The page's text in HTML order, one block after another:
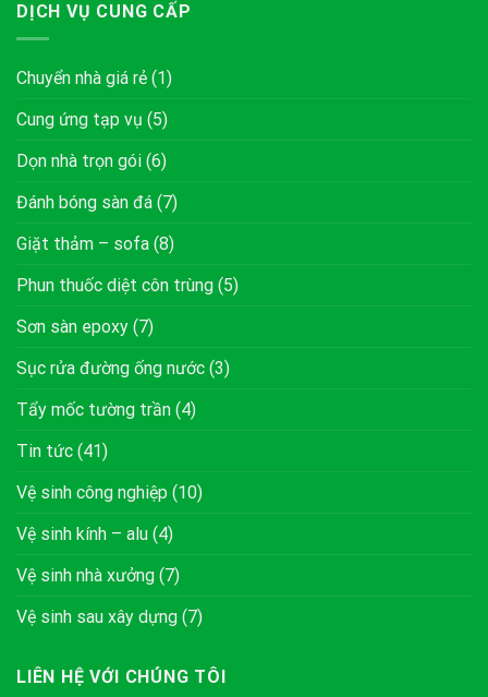
DỊCH VỤ CUNG CẤP
Chuyển nhà giá rẻ (1)
Cung ứng tạp vụ (5)
Dọn nhà trọn gói (6)
Đánh bóng sàn đá (7)
Giặt thảm – sofa (8)
Phun thuốc diệt côn trùng (5)
Sơn sàn epoxy (7)
Sục rửa đường ống nước (3)
Tẩy mốc tường trần (4)
Tin tức (41)
Vệ sinh công nghiệp (10)
Vệ sinh kính – alu (4)
Vệ sinh nhà xưởng (7)
Vệ sinh sau xây dựng (7)
LIÊN HỆ VỚI CHÚNG TÔI